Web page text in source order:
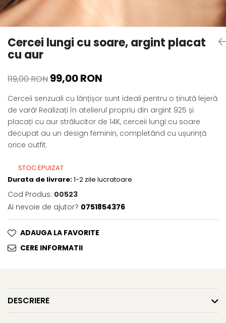
Cercei lungi cu soare, argint placat
cu aur
119,00 RON 99,00 RON
Cerceii senzuali cu lănțișor sunt ideali pentru o ținută lejeră
de vară! Realizați în atelierul propriu din argint 925 și
placați cu aur strălucitor de 14K, cerceii lungi cu soare
decupat au un design feminin, completând cu ușurință
orice outfit.
STOC EPUIZAT
Durata de livrare:1-2 zile lucratoare
Cod Produs: 00523
Ai nevoie de ajutor? 0751854376
ADAUGA LA FAVORITE
CERE INFORMATII
DESCRIERE